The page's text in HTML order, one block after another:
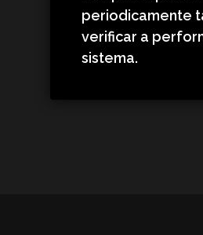
periodicamente
verificar a
sistema.